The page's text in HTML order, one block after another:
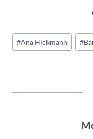
Tags
do
#Ana Hickmann #